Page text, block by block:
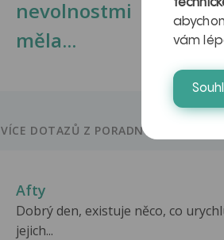
nevolnostmi
měla...
VÍCE DOTAZŮ Z PORADNY
Afty
Dobrý den, existuje něco, co
jejich...
vám